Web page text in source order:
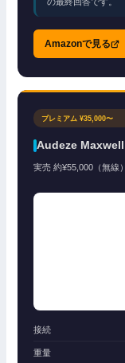
の最終回答です。
Amazonで見る
プレミアム ¥35,000〜
Audeze Maxwell
実売 約¥55,000（無線）
接続
重量